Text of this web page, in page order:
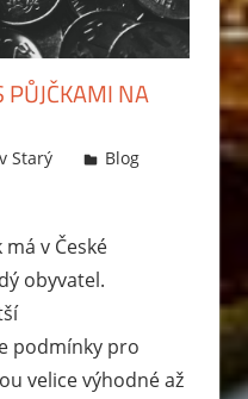
PŮJČKAMI NA
Starý
Blog
v České
obyvatel.
podmínky pro
velice výhodné až